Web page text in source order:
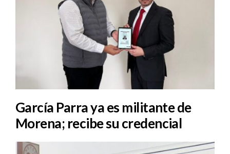
García Parra ya es militante de
Morena; recibe su credencial